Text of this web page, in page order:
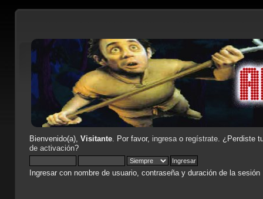
Bienvenido(a), Visitante. Por favor, ingresao regístrate. ¿Perdiste
de activación?
Ingresar con nombre de usuario, contraseña y duración de la sesión